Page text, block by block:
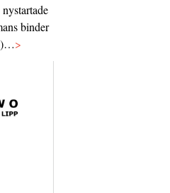
binder
>